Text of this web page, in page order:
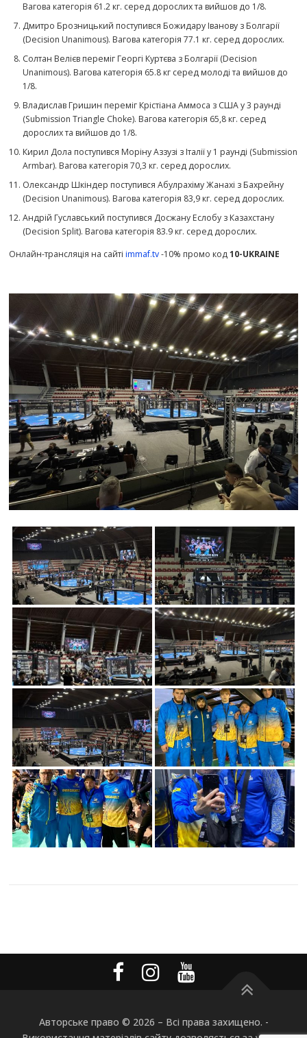
Вагова категорія 61.2 кг. серед дорослих та вийшов до 1/8.
Дмитро Брозницький поступився Божидару Іванову з Болгарії
(Decision Unanimous). Вагова категорія 77.1 кг. серед дорослих.
Солтан Велієв переміг Георгі Куртєва з Болгарії (Decision
Unanimous). Вагова категорія 65.8 кг серед молоді та вийшов до
1/8.
Владислав Гришин переміг Крістіана Аммоса з США у 3 раунді
(Submission Triangle Choke). Вагова категорія 65,8 кг. серед
дорослих та вийшов до 1/8.
Кирил Дола поступився Моріну Аззузі з Італії у 1 раунді (Submission
Armbar). Вагова категорія 70,3 кг. серед дорослих.
Олександр Шкіндер поступився Абулрахіму Жанахі з Бахрейну
(Decision Unanimous). Вагова категорія 83,9 кг. серед дорослих.
Андрій Гуславський поступився Досжану Еслобу з Казахстану
(Decision Split). Вагова категорія 83.9 кг. серед дорослих.
Онлайн-трансляція на сайтіimmaf.tv-10% промо код10-UKRAINE
Авторське право © 2026 – Всі права захищено. -